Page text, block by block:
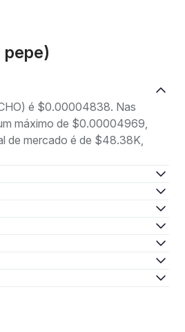
é $0.00004838. Nas
máximo de $0.00004969,
de mercado é de $48.38K,